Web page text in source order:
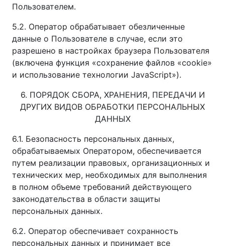
Пользователем.
5.2. Оператор обрабатывает обезличенные
данные о Пользователе в случае, если это
разрешено в настройках браузера Пользователя
(включена функция «сохранение файлов «cookie»
и использование технологии JavaScript»).
6. ПОРЯДОК СБОРА, ХРАНЕНИЯ, ПЕРЕДАЧИ И
ДРУГИХ ВИДОВ ОБРАБОТКИ ПЕРСОНАЛЬНЫХ
ДАННЫХ
6.1. Безопасность персональных данных,
обрабатываемых Оператором, обеспечивается
путем реализации правовых, организационных и
технических мер, необходимых для выполнения
в полном объеме требований действующего
законодательства в области защиты
персональных данных.
6.2. Оператор обеспечивает сохранность
персональных данных и принимает все